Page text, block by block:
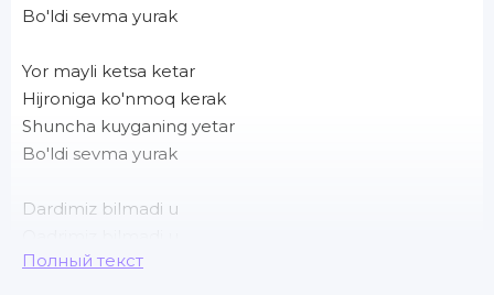
Bo'ldi sevma yurak
Yor mayli ketsa ketar
Hijroniga ko'nmoq kerak
Shuncha kuyganing yetar
Bo'ldi sevma yurak
Dardimiz bilmadi u
Topganing bo'ldi qayg'u
Полный текст